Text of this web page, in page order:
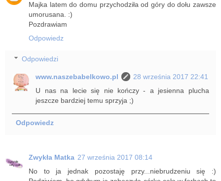
Majka latem do domu przychodziła od góry do dołu zawsze
umorusana. :)
Pozdrawiam
Odpowiedz
Odpowiedzi
www.naszebabelkowo.pl
28 września 2017 22:41
U nas na lecie się nie kończy - a jesienna plucha
jeszcze bardziej temu sprzyja ;)
Odpowiedz
Zwykła Matka 27 września 2017 08:14
No to ja jednak pozostaję przy...niebrudzeniu się :)